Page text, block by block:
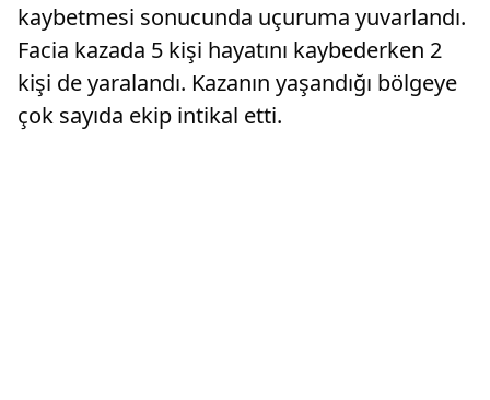
kaybetmesi sonucunda uçuruma yuvarlandı.
Facia kazada 5 kişi hayatını kaybederken 2
kişi de yaralandı. Kazanın yaşandığı bölgeye
çok sayıda ekip intikal etti.